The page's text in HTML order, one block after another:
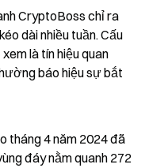
CryptoBoss chỉ ra
dài nhiều tuần. Cấu
là tín hiệu quan
báo hiệu sự bắt
tháng 4 năm 2024 đã
đáy nằm quanh 272